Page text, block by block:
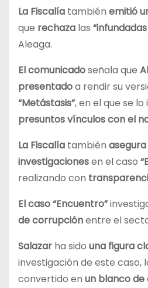
La Fiscalía también emitió
que rechaza las
Aleaga.
El comunicadoseñala que
presentadoa rendir su
“Metástasis”, en el que se
presuntos vínculos con el
La Fiscalía también asegura
investigacionesen el caso
realizando con
El caso “Encuentro”
de corrupciónentre el
Salazar ha sido una figura
investigación de este caso,
convertido en un blanco de